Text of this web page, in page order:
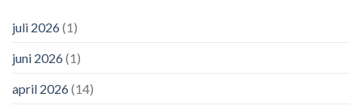
juli 2026(1)
juni 2026(1)
april 2026(14)